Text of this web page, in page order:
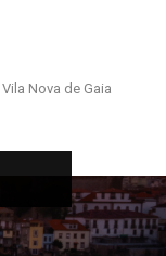
Nova de Gaia